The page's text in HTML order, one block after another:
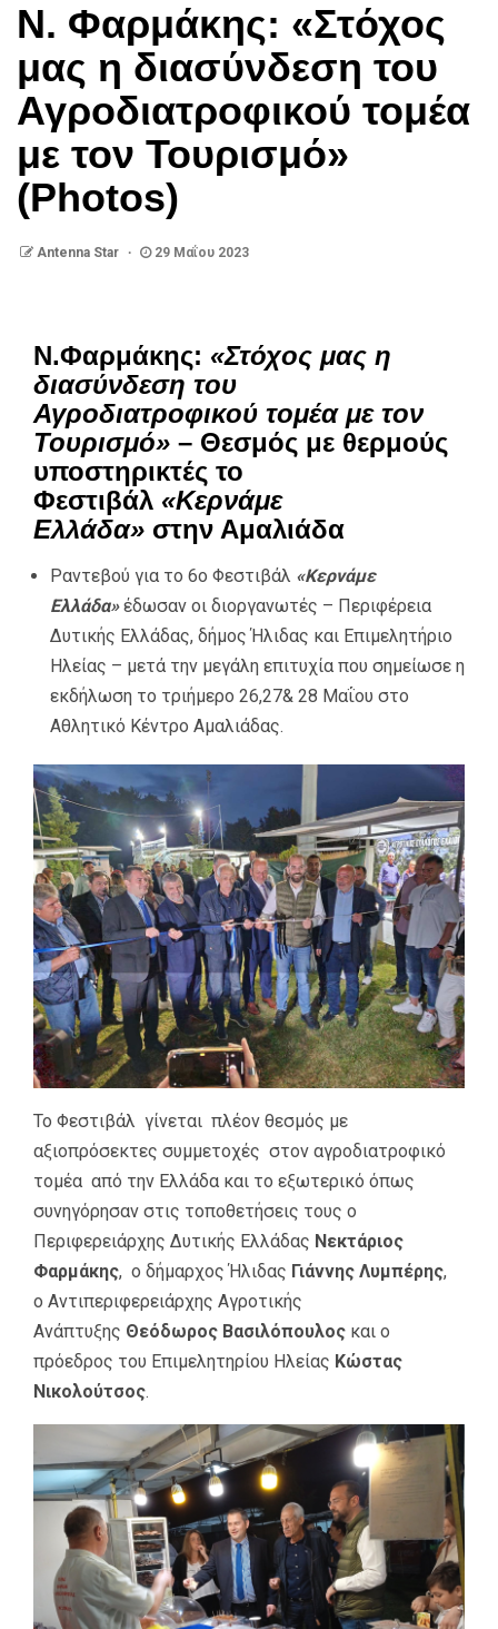
Ν. Φαρμάκης: «Στόχος
μας η διασύνδεση του
Αγροδιατροφικού τομέα
με τον Τουρισμό»
(Photos)
Antenna Star 29 Μαΐου 2023
Ν.Φαρμάκης: «Στόχος μας η
διασύνδεση του
Αγροδιατροφικού τομέα με τον
Τουρισμό» – Θεσμός με θερμούς
υποστηρικτές το
Φεστιβάλ «Κερνάμε
Ελλάδα» στην Αμαλιάδα
Ραντεβού για το 6ο Φεστιβάλ «Κερνάμε
Ελλάδα»έδωσαν οι διοργανωτές – Περιφέρεια
Δυτικής Ελλάδας, δήμος Ήλιδας και Επιμελητήριο
Ηλείας – μετά την μεγάλη επιτυχία που σημείωσε η
εκδήλωση το τριήμερο 26,27& 28 Μαΐου στο
Αθλητικό Κέντρο Αμαλιάδας.
Το Φεστιβάλ γίνεται πλέον θεσμός με
αξιοπρόσεκτες συμμετοχές στον αγροδιατροφικό
τομέα από την Ελλάδα και το εξωτερικό όπως
συνηγόρησαν στις τοποθετήσεις τους ο
Περιφερειάρχης Δυτικής Ελλάδας Νεκτάριος
Φαρμάκης, ο δήμαρχος Ήλιδας Γιάννης Λυμπέρης,
ο Αντιπεριφερειάρχης Αγροτικής
Ανάπτυξης Θεόδωρος Βασιλόπουλος και ο
πρόεδρος του Επιμελητηρίου Ηλείας Κώστας
Νικολούτσος.